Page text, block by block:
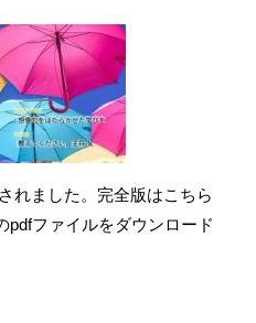
れました。完全版はこちら
pdfファイルをダウンロード